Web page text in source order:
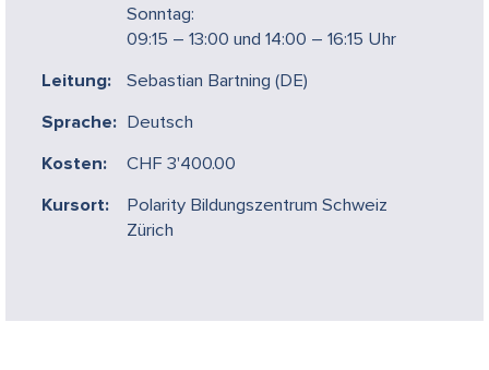
Sonntag:
09:15 – 13:00 und 14:00 – 16:15 Uhr
Leitung: Sebastian Bartning (DE)
Sprache: Deutsch
Kosten: CHF 3'400.00
Kursort:
Polarity Bildungszentrum Schweiz
Zürich